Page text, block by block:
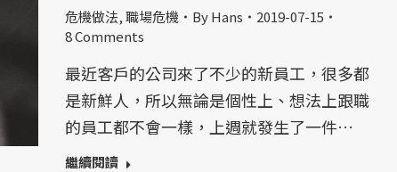
危機做法,職場危機 ByHans
2019-07-15
8 Comments
最近客戶的公司來了不少的新員工，很多都
是新鮮人，所以無論是個性上、想法上跟職
的員工都不會一樣，上週就發生了一件…
繼續閱讀